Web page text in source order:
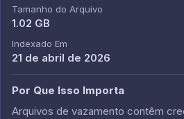
Tamanho do Arquivo
1.02 GB
Indexado Em
21 de abril de 2026
Por Que Isso Importa
Arquivos de vazamento contêm